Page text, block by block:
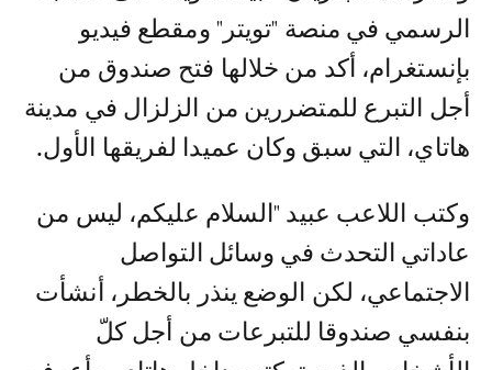
الرسمي في منصة "تويتر" ومقطع فيديو
بإنستغرام، أكد من خلالها فتح صندوق من
أجل التبرع للمتضررين من الزلزال في مدينة
هاتاي، التي سبق وكان عميدا لفريقها الأول.
وكتب اللاعب عبيد "السلام عليكم، ليس من
عاداتي التحدث في وسائل التواصل
الاجتماعي، لكن الوضع ينذر بالخطر، أنشأت
بنفسي صندوقا للتبرعات من أجل كلّ